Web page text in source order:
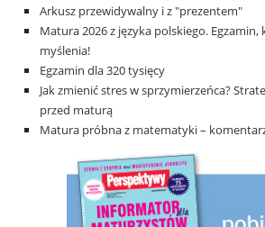
Arkusz przewidywalny i z "prezentem"
Matura 2026 z języka polskiego. Egzamin,
myślenia!
Egzamin dla 320 tysięcy
Jak zmienić stres w sprzymierzeńca?
przed maturą
Matura próbna z matematyki –